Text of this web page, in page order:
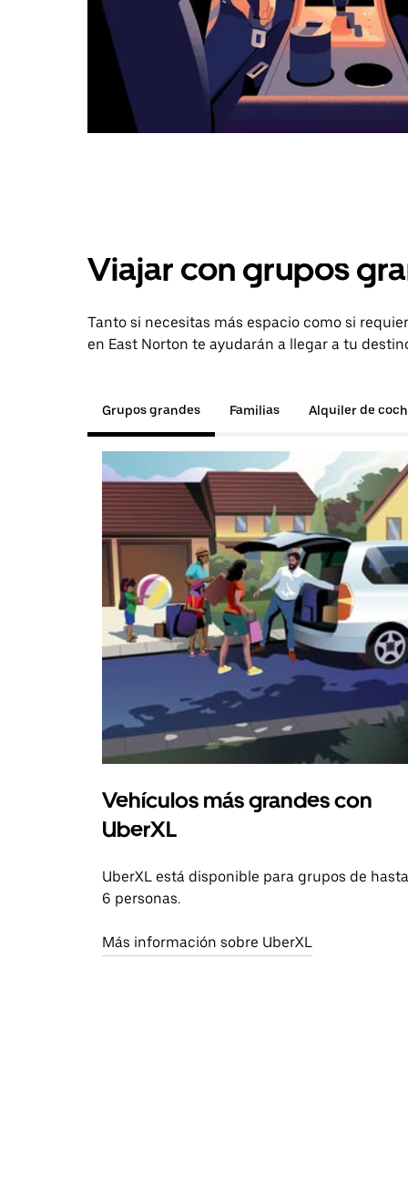
Viajar con grupos
Tanto si necesitas más espacio como si
en East Norton te ayudarán a llegar a tu
Grupos grandes Familias Alquiler de
Vehículos más grandes con
UberXL
UberXL está disponible para grupos de hasta
6 personas.
Más información sobre UberXL